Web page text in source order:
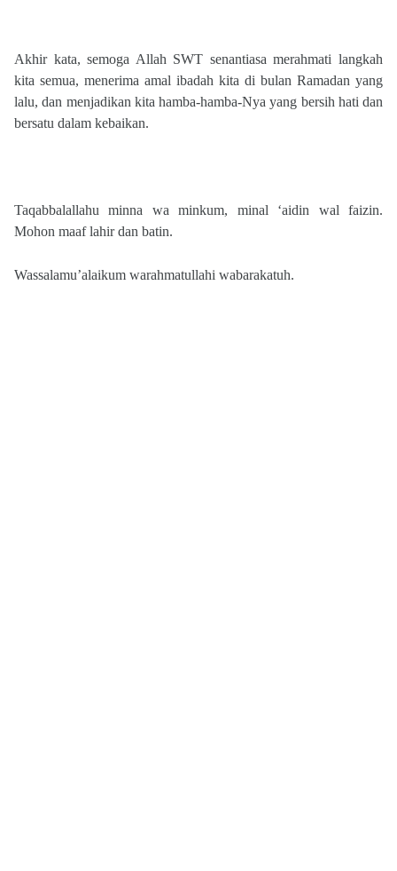
Akhir kata, semoga Allah SWT senantiasa merahmati langkah
kita semua, menerima amal ibadah kita di bulan Ramadan yang
lalu, dan menjadikan kita hamba-hamba-Nya yang bersih hati dan
bersatu dalam kebaikan.
Taqabbalallahu minna wa minkum, minal ‘aidin wal faizin.
Mohon maaf lahir dan batin.
Wassalamu’alaikum warahmatullahi wabarakatuh.